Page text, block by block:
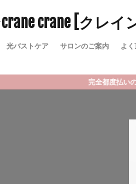
光バストケア サロンのご案内 よ
完全都度払いの脱毛・
検索